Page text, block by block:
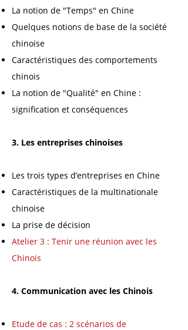
La notion de "Temps" en Chine
Quelques notions de base de la société
chinoise
Caractéristiques des comportements
chinois
La notion de "Qualité" en Chine :
signification et conséquences
3. Les entreprises chinoises
Les trois types d’entreprises en Chine
Caractéristiques de la multinationale
chinoise
La prise de décision
Atelier 3 : Tenir une réunion avec les
Chinois
4. Communication avec les Chinois
Etude de cas : 2 scénarios de